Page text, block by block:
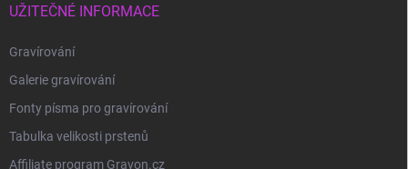
UŽITEČNÉ INFORMACE
Gravírování
Galerie gravírování
Fonty písma pro gravírování
Tabulka velikosti prstenů
Affiliate program Gravon.cz